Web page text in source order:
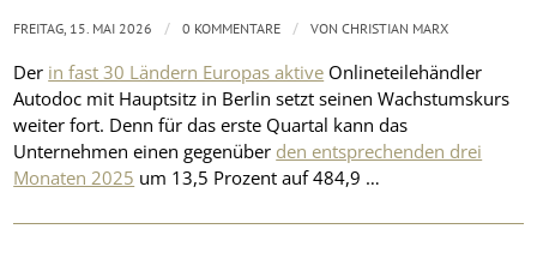
Der in fast 30 Ländern Europas aktive Onlineteilehändler
Autodoc mit Hauptsitz in Berlin setzt seinen Wachstumskurs
weiter fort. Denn für das erste Quartal kann das
Unternehmen einen gegenüber den entsprechenden drei
Monaten 2025 um 13,5 Prozent auf 484,9 …
FREITAG, 15. MAI 2026 / 0 KOMMENTARE / VONCHRISTIAN MARX